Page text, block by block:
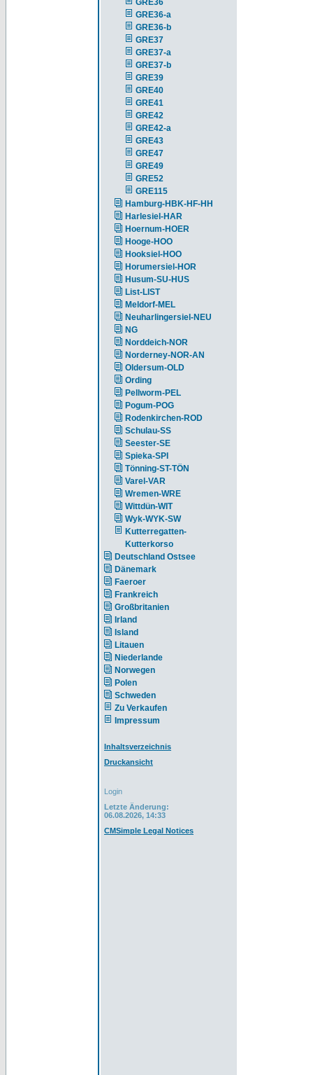
GRE36
GRE36-a
GRE36-b
GRE37
GRE37-a
GRE37-b
GRE39
GRE40
GRE41
GRE42
GRE42-a
GRE43
GRE47
GRE49
GRE52
GRE115
Hamburg-HBK-HF-HH
Harlesiel-HAR
Hoernum-HOER
Hooge-HOO
Hooksiel-HOO
Horumersiel-HOR
Husum-SU-HUS
List-LIST
Meldorf-MEL
Neuharlingersiel-NEU
NG
Norddeich-NOR
Norderney-NOR-AN
Oldersum-OLD
Ording
Pellworm-PEL
Pogum-POG
Rodenkirchen-ROD
Schulau-SS
Seester-SE
Spieka-SPI
Tönning-ST-TÖN
Varel-VAR
Wremen-WRE
Wittdün-WIT
Wyk-WYK-SW
Kutterregatten-
Kutterkorso
Deutschland Ostsee
Dänemark
Faeroer
Frankreich
Großbritanien
Irland
Island
Litauen
Niederlande
Norwegen
Polen
Schweden
Zu Verkaufen
Impressum
Inhaltsverzeichnis
Druckansicht
Login
Letzte Änderung:
06.08.2026, 14:33
CMSimple Legal Notices